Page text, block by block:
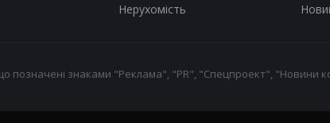
Нерухомість
позначені знаками "Реклама", "PR", "Спецпроект", "Новини